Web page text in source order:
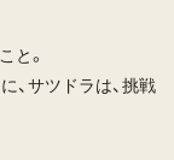
と。
、サツドラは、挑戦